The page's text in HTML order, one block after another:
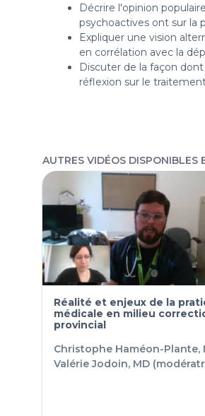
Décrire l'opinion
psychoactives ont sur la
Expliquer une vision
en corrélation avec la
Discuter de la façon
réflexion sur le
AUTRES VIDÉOS DISPONIBLES
Réalité et enjeux de la
médicale en milieu
provincial
Christophe Haméon-Plante,
Valérie Jodoin, MD